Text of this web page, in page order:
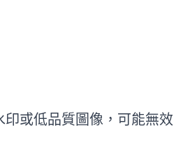
印或低品質圖像，可能無效